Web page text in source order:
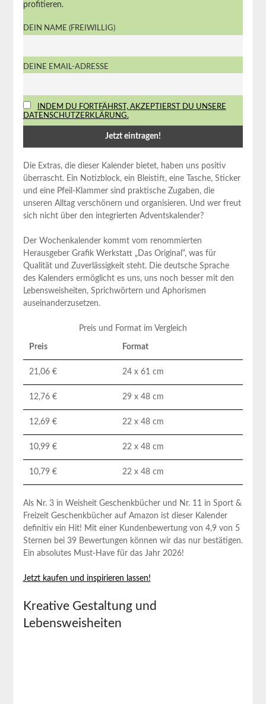
profitieren.
DEIN NAME (FREIWILLIG)
DEINE EMAIL-ADRESSE
INDEM DU FORTFÄHRST, AKZEPTIERST DU UNSERE
DATENSCHUTZERKLÄRUNG.
Die Extras, die dieser Kalender bietet, haben uns positiv
überrascht. Ein Notizblock, ein Bleistift, eine Tasche, Sticker​
und eine Pfeil-Klammer sind praktische Zugaben, die
unseren Alltag verschönern ​und organisieren. Und wer freut
sich nicht über den ‌integrierten Adventskalender?
Der Wochenkalender kommt vom renommierten
Herausgeber Grafik ⁤Werkstatt „Das Original“, was für
Qualität und Zuverlässigkeit steht. Die deutsche Sprache
des Kalenders ermöglicht es uns, uns noch besser mit den
Lebensweisheiten, Sprichwörtern und Aphorismen
auseinanderzusetzen.
Preis und Format im Vergleich
Preis Format
21,06 € 24 x 61⁢ cm
12,76 € 29 x 48 cm
12,69 € 22‌ x 48⁤ cm
10,99 € 22 x 48‍ cm
10,79 € 22 x​ 48 cm
Als Nr. 3‍ in Weisheit Geschenkbücher und Nr. 11 in Sport &
Freizeit Geschenkbücher auf Amazon ist dieser Kalender
definitiv ein Hit! Mit einer Kundenbewertung von 4,9 von 5‌
Sternen bei 39 Bewertungen können ‌wir das nur bestätigen.
Ein absolutes Must-Have für ⁤das Jahr ‌2026!
Jetzt kaufen und⁣ inspirieren‌ lassen!
Kreative Gestaltung und
Lebensweisheiten